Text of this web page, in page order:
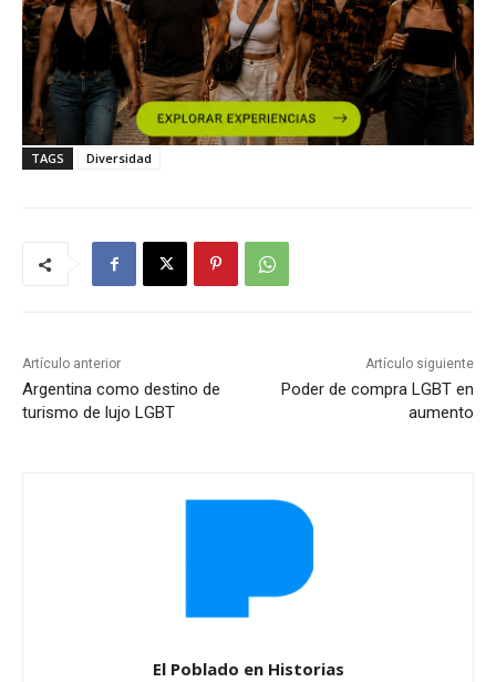
TAGS Diversidad
Artículo anterior
Argentina como destino de
turismo de lujo LGBT
Artículo siguiente
Poder de compra LGBT en
aumento
El Poblado en Historias